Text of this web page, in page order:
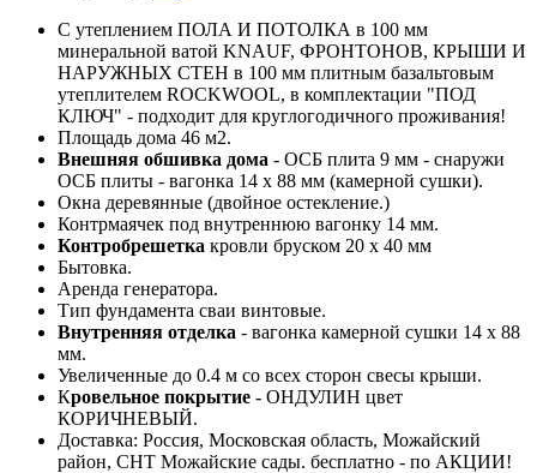
С утеплением ПОЛА И ПОТОЛКА в 100 мм
минеральной ватой KNAUF, ФРОНТОНОВ, КРЫШИ И
НАРУЖНЫХ СТЕН в 100 мм плитным базальтовым
утеплителем ROCKWOOL, в комплектации "ПОД
КЛЮЧ" - подходит для круглогодичного проживания!
Площадь дома 46 м2.
Внешняя обшивка дома - ОСБ плита 9 мм - снаружи
ОСБ плиты - вагонка 14 х 88 мм (камерной сушки).
Окна деревянные (двойное остекление.)
Контрмаячек под внутреннюю вагонку 14 мм.
Контробрешетка кровли бруском 20 х 40 мм
Бытовка.
Аренда генератора.
Тип фундамента сваи винтовые.
Внутренняя отделка - вагонка камерной сушки 14 х 88
мм.
Увеличенные до 0.4 м со всех сторон свесы крыши.
Кровельное покрытие - ОНДУЛИН цвет
КОРИЧНЕВЫЙ.
Доставка: Россия, Московская область, Можайский
район, СНТ Можайские сады. бесплатно - по АКЦИИ!